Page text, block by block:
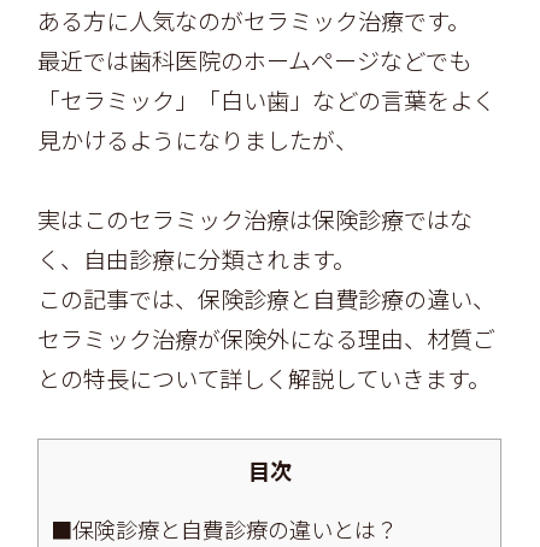
ある方に人気なのがセラミック治療です。
最近では歯科医院のホームページなどでも
「セラミック」「白い歯」などの言葉をよく
見かけるようになりましたが、
実はこのセラミック治療は保険診療ではな
く、自由診療に分類されます。
この記事では、保険診療と自費診療の違い、
セラミック治療が保険外になる理由、材質ご
との特長について詳しく解説していきます。
目次
■保険診療と自費診療の違いとは？